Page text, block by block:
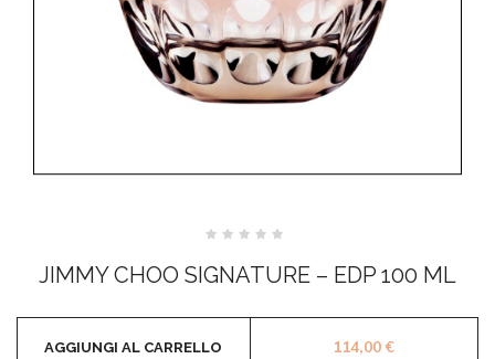
su
5
JIMMY CHOO SIGNATURE – EDP 100 ML
114,00€
AGGIUNGI AL CARRELLO